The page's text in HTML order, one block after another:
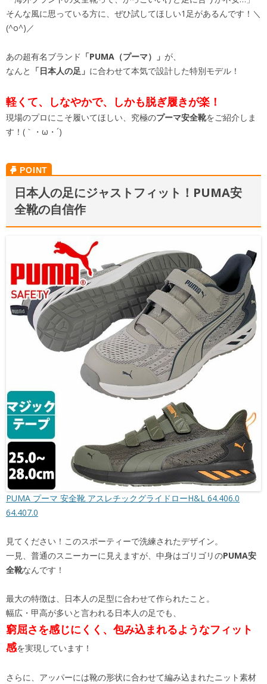
そんな風に思っている方に、ぜひ試してほしい1足があるんです！＼
(^o^)／
あの超有名ブランド 「PUMA（プーマ）」 が、
なんと 「日本人の足」 に合わせて本気で設計した特別モデル！
軽くて、しなやかで、しかも脱ぎ履きが楽！
現場のプロにこそ履いてほしい、究極のプーマ安全靴をご紹介しま
す！(｀・ω・´)
日本人の足にジャストフィット！PUMA安
全靴の自信作
PUMA プーマ 安全靴 アスレチックグライドローH&L 64.406.0
64.407.0
見てください！このスポーティーで洗練されたデザイン。
一見、普通のスニーカーに見えますが、中身はゴリゴリのPUMA安
全靴なんです！
最大の特徴は、日本人の足型に合わせて作られたこと。
幅広・甲高が多いと言われる日本人の足でも、
窮屈さを感じにくく、包み込まれるようなフィット
感を実現しています！
さらに、アッパーには靴の形状に合わせて編み込まれたニット素材